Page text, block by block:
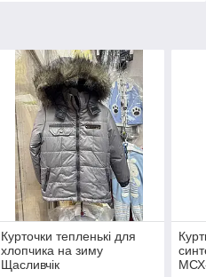
Курточки тепленькі для
хлопчика на зиму
Щасливчік